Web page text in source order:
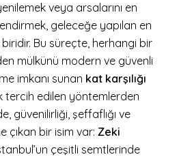
veya arsalarını en
geleceğe yapılan en
Bu süreçte, herhangi bir
mülkünü modern ve güvenli
imkanı sunan kat karşılığı
tercih edilen yöntemlerden
güvenilirliği, şeffaflığı ve
çıkan bir isim var: Zeki
çeşitli semtlerinde